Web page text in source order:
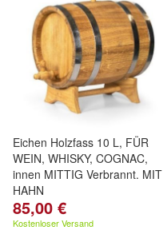
Eichen Holzfass 10 L, FÜR
WEIN, WHISKY, COGNAC,
innen MITTIG Verbrannt. MIT
HAHN
85,00 €
Kostenloser Versand